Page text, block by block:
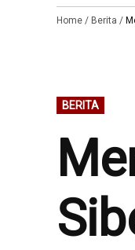
Home / Berita /
POSTED
IN
BERITA